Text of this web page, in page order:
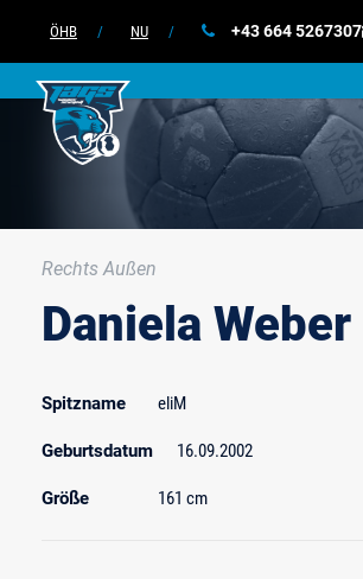
ÖHB / NU / +43 664 5267307
Rechts Außen
Daniela Weber
Spitzname eliM
Geburtsdatum 16.09.2002
Größe 161 cm